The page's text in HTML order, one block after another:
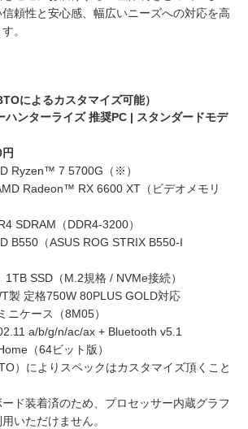
頼性と安心感、幅広いニーズへの対応を高
。
によるカスタマイズ可能）
ハンターライズ 推奨PC | スタンダードモデ
Ryzen™ 7 5700G（※）
Radeon™ RX 6600 XT（ビデオメモリ
SDRAM（DDR4-3200）
B550（ASUS ROG STRIX B550-I
SSD（M.2規格 / NVMe接続）
製 定格750W 80PLUS GOLD対応
ニケース（8M05）
a/b/g/n/ac/ax + Bluetooth v5.1
（64ビット版）
）によりスペックはカスタマイズ頂くこと
ド装着済のため、プロセッサー内蔵グラフ
いただけません。